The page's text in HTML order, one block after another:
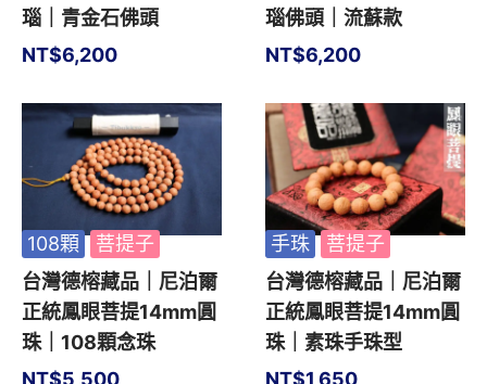
瑙｜青金石佛頭
NT$6,200
瑙佛頭｜流蘇款
NT$6,200
108顆
菩提子
台灣德榕藏品｜尼泊爾
正統鳳眼菩提14mm圓
珠｜108顆念珠
NT$5,500
手珠
菩提子
台灣德榕藏品｜尼泊爾
正統鳳眼菩提14mm圓
珠｜素珠手珠型
NT$1,650